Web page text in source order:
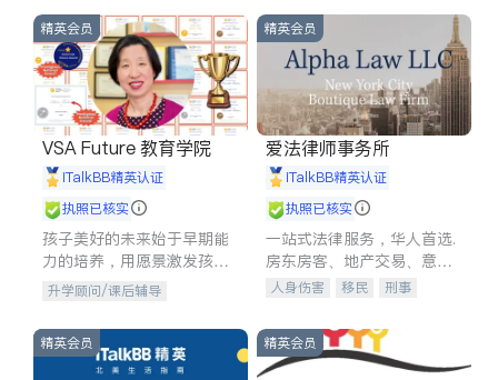
商铺租售
精英会员
VSA Future 教育学院
iTalkBB精英认证
执照已核实
孩子美好的未来始于早期能
力的培养，用愿景激发孩子
的学习潜力和动力。理念：
拥有成长型心态是成功的基
石。
升学顾问/课后辅导
精英会员
爱法律师事务所
iTalkBB精英认证
执照已核实
一站式法律服务，华人首选.
房东房客、地产交易、意外
伤害、车祸重伤、商业诉
建筑合同、刑事案件全包办
人身伤害 移民
刑事
信托/遗嘱
商业
索赔
律师-其它 保释
精英会员 精英会员